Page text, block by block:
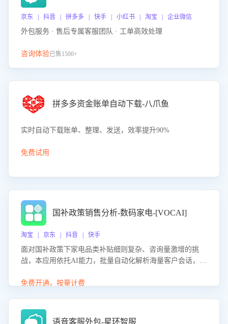
京东 | 抖音 | 拼多多 | 快手 | 小红书 | 淘宝 | 企业微信
外包服务 · 售后专属客服团队 · 工单高效处理
咨询体验已售1500+
拼多多资金账单自动下载-八爪鱼
实时自动下载账单、整理、发送，效率提升90%
免费试用
国补政策销售分析-数码家电-[VOCAI]
淘宝 | 京东 | 抖音 | 快手
面对国补政策下家电品类补贴细则复杂、咨询量激增的挑
战，本应用依托AI能力，批量自动化解析海量客户会话，精
购买意向，深度洞察决策动因。同时全面评估客服团队政策
度、客服转化能力及销售业绩。
免费开通，按量计费
语音客服外包-星环智服